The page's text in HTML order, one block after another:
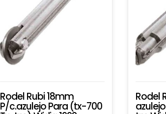
Rodel Rubi 18mm
P/c.azulejo Para (tx-700
Rodel